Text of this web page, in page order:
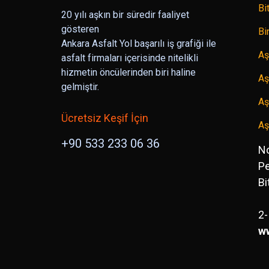
20 yılı aşkın bir süredir faaliyet
gösteren
Ankara Asfalt Yol başarılı iş grafiği ile
asfalt firmaları içerisinde nitelikli
hizmetin öncülerinden biri haline
gelmiştir.
Ücretsiz Keşif İçin
+90 533 233 06 36